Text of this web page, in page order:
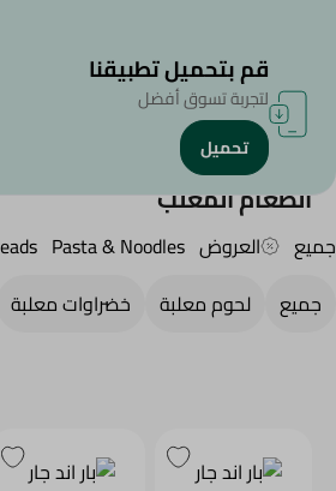
الرئيسية /منتجات البقالة
الطعام المعلب
جميع العروض Pasta & Noodles
جميع
لحوم معلبة خضراوات معلبة
قم بتحميل تطبيقنا
لتجربة تسوق أفضل
تحميل